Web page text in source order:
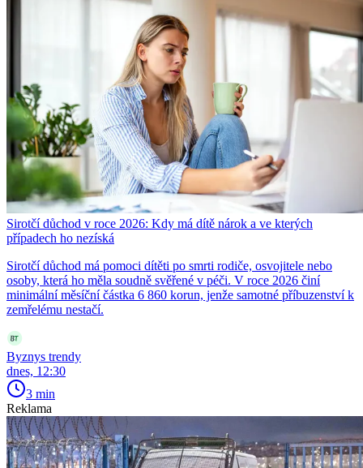
Sirotčí důchod v roce 2026: Kdy má dítě nárok a ve kterých
případech ho nezíská
Sirotčí důchod má pomoci dítěti po smrti rodiče, osvojitele nebo
osoby, která ho měla soudně svěřené v péči. V roce 2026 činí
minimální měsíční částka 6 860 korun, jenže samotné příbuzenství k
zemřelému nestačí.
Byznys trendy
dnes, 12:30
3 min
Reklama